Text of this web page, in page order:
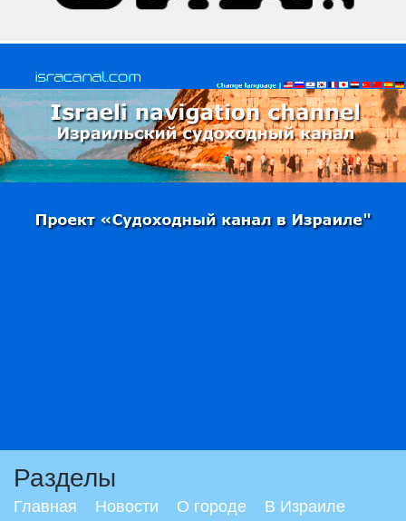
Разделы
Главная Новости О городе В Израиле